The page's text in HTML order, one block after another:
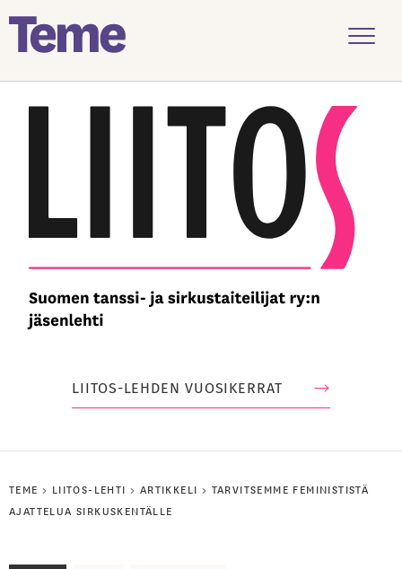
sisältöön
LIITOS-LEHDEN VUOSIKERRAT
TEME > LIITOS-LEHTI > ARTIKKELI > TARVITSEMME FEMINISTISTÄ
AJATTELUA SIRKUSKENTÄLLE